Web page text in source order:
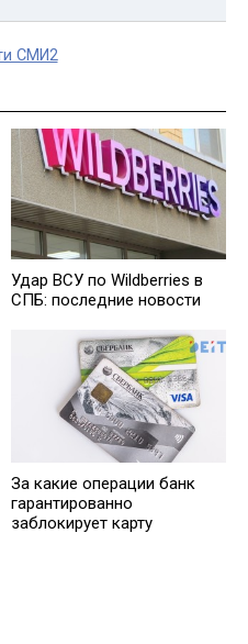
СМИ2
Удар ВСУ по Wildberries в
СПБ: последние новости
За кaкие операции банк
гарантированно
заблокирует карту